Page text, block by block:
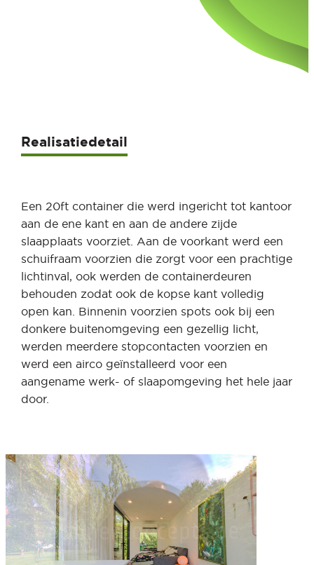
Realisatiedetail
Een 20ft container die werd ingericht tot kantoor
aan de ene kant en aan de andere zijde
slaapplaats voorziet. Aan de voorkant werd een
schuifraam voorzien die zorgt voor een prachtige
lichtinval, ook werden de containerdeuren
behouden zodat ook de kopse kant volledig
open kan. Binnenin voorzien spots ook bij een
donkere buitenomgeving een gezellig licht,
werden meerdere stopcontacten voorzien en
werd een airco geïnstalleerd voor een
aangename werk- of slaapomgeving het hele jaar
door.